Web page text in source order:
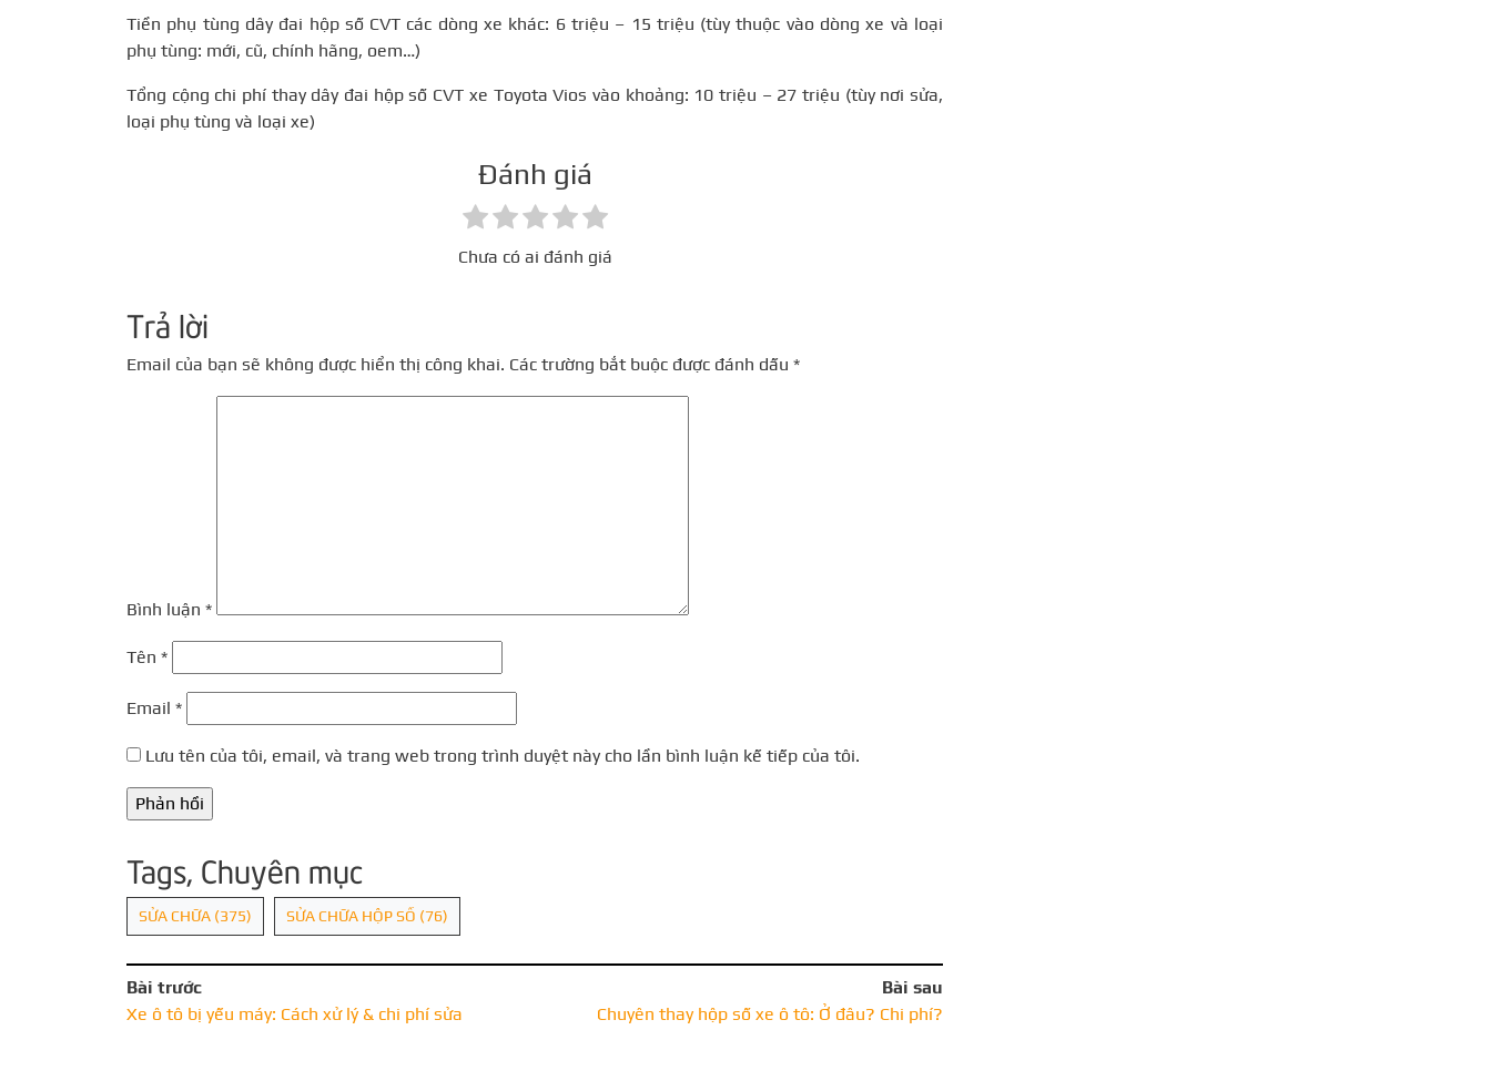
Tiền phụ tùng dây đai hộp số CVT các dòng xe khác: 6 triệu – 15 triệu (tùy thuộc vào dòng xe và loại
phụ tùng: mới, cũ, chính hãng, oem…)
Tổng cộng chi phí thay dây đai hộp số CVT xe Toyota Vios vào khoảng: 10 triệu – 27 triệu (tùy nơi sửa,
loại phụ tùng và loại xe)
Đánh giá
Chưa có ai đánh giá
Trả lời
Email của bạn sẽ không được hiển thị công khai. Các trường bắt buộc được đánh dấu *
Bình luận *
Tên *
Email *
Lưu tên của tôi, email, và trang web trong trình duyệt này cho lần bình luận kế tiếp của tôi.
Tags, Chuyên mục
SỬA CHỮA (375) SỬA CHỮA HỘP SỐ (76)
Bài trước
Xe ô tô bị yếu máy: Cách xử lý & chi phí sửa
Bài sau
Chuyên thay hộp số xe ô tô: Ở đâu? Chi phí?